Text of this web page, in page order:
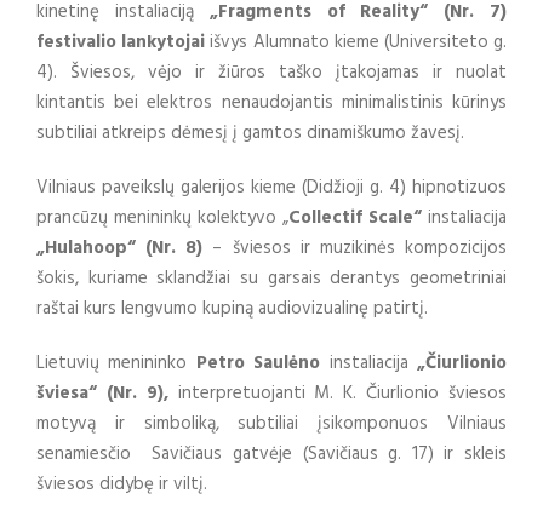
kinetinę instaliaciją „Fragments of Reality“ (Nr. 7)
festivalio lankytojaiišvys Alumnato kieme (Universiteto g.
4). Šviesos, vėjo ir žiūros taško įtakojamas ir nuolat
kintantis bei elektros nenaudojantis minimalistinis kūrinys
subtiliai atkreips dėmesį į gamtos dinamiškumo žavesį.
Vilniaus paveikslų galerijos kieme (Didžioji g. 4) hipnotizuos
prancūzų menininkų kolektyvo „Collectif Scale“ instaliacija
„Hulahoop“ (Nr. 8) – šviesos ir muzikinės kompozicijos
šokis, kuriame sklandžiai su garsais derantys geometriniai
raštai kurs lengvumo kupiną audiovizualinę patirtį.
Lietuvių menininko Petro Saulėno instaliacija „Čiurlionio
šviesa“ (Nr. 9), interpretuojanti M. K. Čiurlionio šviesos
motyvą ir simboliką, subtiliai įsikomponuos Vilniaus
senamiesčio Savičiaus gatvėje (Savičiaus g. 17) ir skleis
šviesos didybę ir viltį.